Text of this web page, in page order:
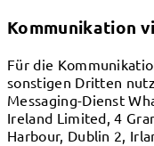
Kommunikation
Für die
sonstigen Dritten
Messaging-Dienst
Ireland Limited, 4
Harbour, Dublin 2,